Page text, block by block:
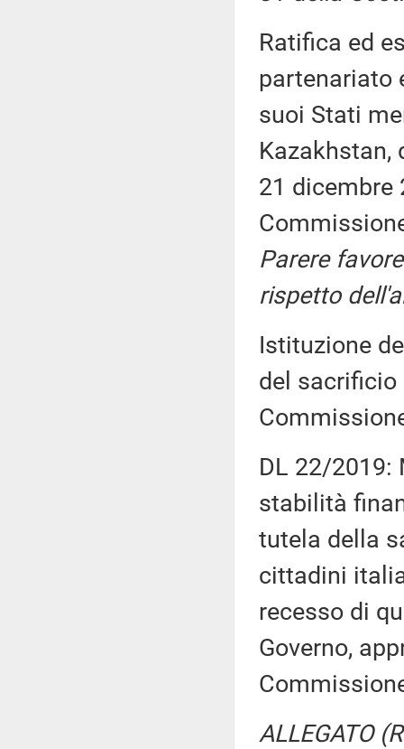
Ratifica ed
partenariato
suoi Stati
Kazakhstan,
21 dicembre
Parere
rispetto
Istituzione
del
DL 22/2019:
stabilità
tutela della
cittadini
recesso di
Governo,
ALLEGATO